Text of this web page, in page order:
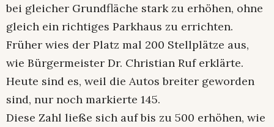
bei gleicher Grundfläche stark zu erhöhen, ohne
gleich ein richtiges Parkhaus zu errichten.
Früher wies der Platz mal 200 Stellplätze aus,
wie Bürgermeister Dr. Christian Ruf erklärte.
Heute sind es, weil die Autos breiter geworden
sind, nur noch markierte 145.
Diese Zahl ließe sich auf bis zu 500 erhöhen, wie